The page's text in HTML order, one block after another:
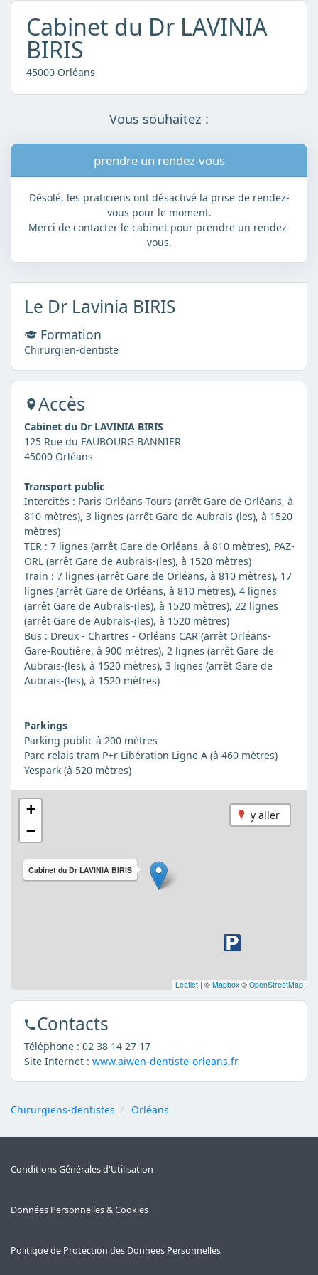
Cabinet du Dr LAVINIA
BIRIS
45000 Orléans
Vous souhaitez :
prendre un rendez-vous
Désolé, les praticiens ont désactivé la prise de rendez-
vous pour le moment.
Merci de contacter le cabinet pour prendre un rendez-
vous.
Le Dr Lavinia BIRIS
Formation
Chirurgien-dentiste
Accès
Cabinet du Dr LAVINIA BIRIS
125 Rue du FAUBOURG BANNIER
45000 Orléans
Transport public
Intercités : Paris-Orléans-Tours (arrêt Gare de Orléans, à
810 mètres), 3 lignes (arrêt Gare de Aubrais-(les), à 1520
mètres)
TER : 7 lignes (arrêt Gare de Orléans, à 810 mètres), PAZ-
ORL (arrêt Gare de Aubrais-(les), à 1520 mètres)
Train : 7 lignes (arrêt Gare de Orléans, à 810 mètres), 17
lignes (arrêt Gare de Orléans, à 810 mètres), 4 lignes
(arrêt Gare de Aubrais-(les), à 1520 mètres), 22 lignes
(arrêt Gare de Aubrais-(les), à 1520 mètres)
Bus : Dreux - Chartres - Orléans CAR (arrêt Orléans-
Gare-Routière, à 900 mètres), 2 lignes (arrêt Gare de
Aubrais-(les), à 1520 mètres), 3 lignes (arrêt Gare de
Aubrais-(les), à 1520 mètres)
Parkings
Parking public à 200 mètres
Parc relais tram P+r Libération Ligne A (à 460 mètres)
Yespark (à 520 mètres)
y aller
Cabinet du Dr LAVINIA BIRIS
+
−
Leaflet | © Mapbox © OpenStreetMap
Contacts
Téléphone : 02 38 14 27 17
Site Internet : www.aiwen-dentiste-orleans.fr
Chirurgiens-dentistes Orléans
Conditions Générales d'Utilisation
Données Personnelles & Cookies
Politique de Protection des Données Personnelles